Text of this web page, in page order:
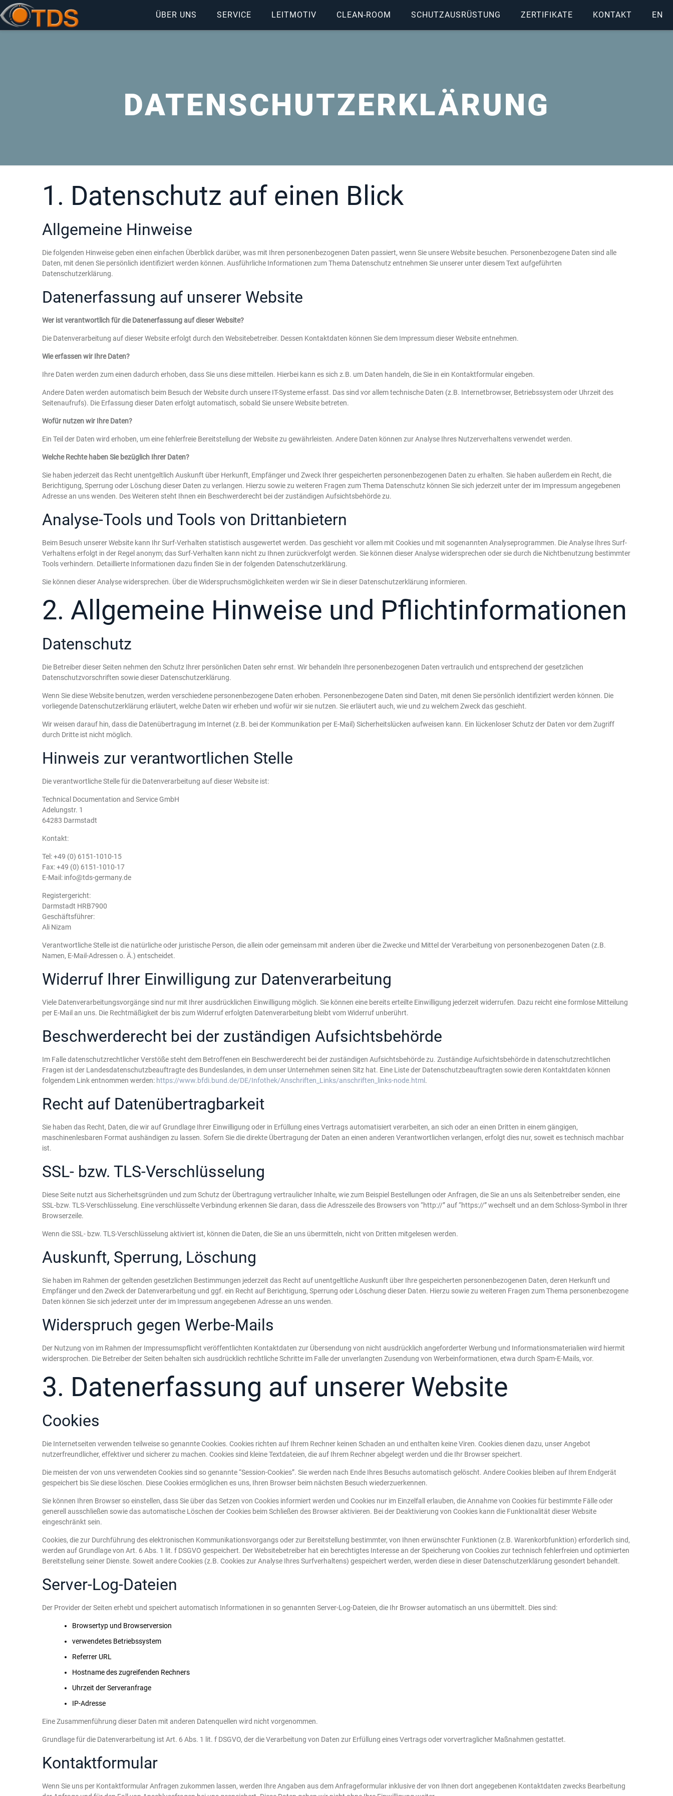
ÜBER UNS SERVICE LEITMOTIV CLEAN-ROOM SCHUTZAUSRÜSTUNG ZERTIFIKATE KONTAKT EN
DATENSCHUTZERKLÄRUNG
1. Datenschutz auf einen Blick
Allgemeine Hinweise
Die folgenden Hinweise geben einen einfachen Überblick darüber, was mit Ihren personenbezogenen Daten passiert, wenn Sie unsere Website besuchen. Personenbezogene Daten sind alle
Daten, mit denen Sie persönlich identifiziert werden können. Ausführliche Informationen zum Thema Datenschutz entnehmen Sie unserer unter diesem Text aufgeführten
Datenschutzerklärung.
Datenerfassung auf unserer Website
Wer ist verantwortlich für die Datenerfassung auf dieser Website?
Die Datenverarbeitung auf dieser Website erfolgt durch den Websitebetreiber. Dessen Kontaktdaten können Sie dem Impressum dieser Website entnehmen.
Wie erfassen wir Ihre Daten?
Ihre Daten werden zum einen dadurch erhoben, dass Sie uns diese mitteilen. Hierbei kann es sich z.B. um Daten handeln, die Sie in ein Kontaktformular eingeben.
Andere Daten werden automatisch beim Besuch der Website durch unsere IT-Systeme erfasst. Das sind vor allem technische Daten (z.B. Internetbrowser, Betriebssystem oder Uhrzeit des
Seitenaufrufs). Die Erfassung dieser Daten erfolgt automatisch, sobald Sie unsere Website betreten.
Wofür nutzen wir Ihre Daten?
Ein Teil der Daten wird erhoben, um eine fehlerfreie Bereitstellung der Website zu gewährleisten. Andere Daten können zur Analyse Ihres Nutzerverhaltens verwendet werden.
Welche Rechte haben Sie bezüglich Ihrer Daten?
Sie haben jederzeit das Recht unentgeltlich Auskunft über Herkunft, Empfänger und Zweck Ihrer gespeicherten personenbezogenen Daten zu erhalten. Sie haben außerdem ein Recht, die
Berichtigung, Sperrung oder Löschung dieser Daten zu verlangen. Hierzu sowie zu weiteren Fragen zum Thema Datenschutz können Sie sich jederzeit unter der im Impressum angegebenen
Adresse an uns wenden. Des Weiteren steht Ihnen ein Beschwerderecht bei der zuständigen Aufsichtsbehörde zu.
Analyse-Tools und Tools von Drittanbietern
Beim Besuch unserer Website kann Ihr Surf-Verhalten statistisch ausgewertet werden. Das geschieht vor allem mit Cookies und mit sogenannten Analyseprogrammen. Die Analyse Ihres Surf-
Verhaltens erfolgt in der Regel anonym; das Surf-Verhalten kann nicht zu Ihnen zurückverfolgt werden. Sie können dieser Analyse widersprechen oder sie durch die Nichtbenutzung bestimmter
Tools verhindern. Detaillierte Informationen dazu finden Sie in der folgenden Datenschutzerklärung.
Sie können dieser Analyse widersprechen. Über die Widerspruchsmöglichkeiten werden wir Sie in dieser Datenschutzerklärung informieren.
2. Allgemeine Hinweise und Pflichtinformationen
Datenschutz
Die Betreiber dieser Seiten nehmen den Schutz Ihrer persönlichen Daten sehr ernst. Wir behandeln Ihre personenbezogenen Daten vertraulich und entsprechend der gesetzlichen
Datenschutzvorschriften sowie dieser Datenschutzerklärung.
Wenn Sie diese Website benutzen, werden verschiedene personenbezogene Daten erhoben. Personenbezogene Daten sind Daten, mit denen Sie persönlich identifiziert werden können. Die
vorliegende Datenschutzerklärung erläutert, welche Daten wir erheben und wofür wir sie nutzen. Sie erläutert auch, wie und zu welchem Zweck das geschieht.
Wir weisen darauf hin, dass die Datenübertragung im Internet (z.B. bei der Kommunikation per E-Mail) Sicherheitslücken aufweisen kann. Ein lückenloser Schutz der Daten vor dem Zugriff
durch Dritte ist nicht möglich.
Hinweis zur verantwortlichen Stelle
Die verantwortliche Stelle für die Datenverarbeitung auf dieser Website ist:
Technical Documentation and Service GmbH
Adelungstr. 1
64283 Darmstadt
Kontakt:
Tel: +49 (0) 6151-1010-15
Fax: +49 (0) 6151-1010-17
E-Mail: info@tds-germany.de
Registergericht:
Darmstadt HRB7900
Geschäftsführer:
Ali Nizam
Verantwortliche Stelle ist die natürliche oder juristische Person, die allein oder gemeinsam mit anderen über die Zwecke und Mittel der Verarbeitung von personenbezogenen Daten (z.B.
Namen, E-Mail-Adressen o. Ä.) entscheidet.
Widerruf Ihrer Einwilligung zur Datenverarbeitung
Viele Datenverarbeitungsvorgänge sind nur mit Ihrer ausdrücklichen Einwilligung möglich. Sie können eine bereits erteilte Einwilligung jederzeit widerrufen. Dazu reicht eine formlose Mitteilung
per E-Mail an uns. Die Rechtmäßigkeit der bis zum Widerruf erfolgten Datenverarbeitung bleibt vom Widerruf unberührt.
Beschwerderecht bei der zuständigen Aufsichtsbehörde
Im Falle datenschutzrechtlicher Verstöße steht dem Betroffenen ein Beschwerderecht bei der zuständigen Aufsichtsbehörde zu. Zuständige Aufsichtsbehörde in datenschutzrechtlichen
Fragen ist der Landesdatenschutzbeauftragte des Bundeslandes, in dem unser Unternehmen seinen Sitz hat. Eine Liste der Datenschutzbeauftragten sowie deren Kontaktdaten können
folgendem Link entnommen werden: https://www.bfdi.bund.de/DE/Infothek/Anschriften_Links/anschriften_links-node.html .
Recht auf Datenübertragbarkeit
Sie haben das Recht, Daten, die wir auf Grundlage Ihrer Einwilligung oder in Erfüllung eines Vertrags automatisiert verarbeiten, an sich oder an einen Dritten in einem gängigen,
maschinenlesbaren Format aushändigen zu lassen. Sofern Sie die direkte Übertragung der Daten an einen anderen Verantwortlichen verlangen, erfolgt dies nur, soweit es technisch machbar
ist.
SSL- bzw. TLS-Verschlüsselung
Diese Seite nutzt aus Sicherheitsgründen und zum Schutz der Übertragung vertraulicher Inhalte, wie zum Beispiel Bestellungen oder Anfragen, die Sie an uns als Seitenbetreiber senden, eine
SSL-bzw. TLS-Verschlüsselung. Eine verschlüsselte Verbindung erkennen Sie daran, dass die Adresszeile des Browsers von “http://” auf “https://” wechselt und an dem Schloss-Symbol in Ihrer
Browserzeile.
Wenn die SSL- bzw. TLS-Verschlüsselung aktiviert ist, können die Daten, die Sie an uns übermitteln, nicht von Dritten mitgelesen werden.
Auskunft, Sperrung, Löschung
Sie haben im Rahmen der geltenden gesetzlichen Bestimmungen jederzeit das Recht auf unentgeltliche Auskunft über Ihre gespeicherten personenbezogenen Daten, deren Herkunft und
Empfänger und den Zweck der Datenverarbeitung und ggf. ein Recht auf Berichtigung, Sperrung oder Löschung dieser Daten. Hierzu sowie zu weiteren Fragen zum Thema personenbezogene
Daten können Sie sich jederzeit unter der im Impressum angegebenen Adresse an uns wenden.
Widerspruch gegen Werbe-Mails
Der Nutzung von im Rahmen der Impressumspflicht veröffentlichten Kontaktdaten zur Übersendung von nicht ausdrücklich angeforderter Werbung und Informationsmaterialien wird hiermit
widersprochen. Die Betreiber der Seiten behalten sich ausdrücklich rechtliche Schritte im Falle der unverlangten Zusendung von Werbeinformationen, etwa durch Spam-E-Mails, vor.
3. Datenerfassung auf unserer Website
Cookies
Die Internetseiten verwenden teilweise so genannte Cookies. Cookies richten auf Ihrem Rechner keinen Schaden an und enthalten keine Viren. Cookies dienen dazu, unser Angebot
nutzerfreundlicher, effektiver und sicherer zu machen. Cookies sind kleine Textdateien, die auf Ihrem Rechner abgelegt werden und die Ihr Browser speichert.
Die meisten der von uns verwendeten Cookies sind so genannte “Session-Cookies”. Sie werden nach Ende Ihres Besuchs automatisch gelöscht. Andere Cookies bleiben auf Ihrem Endgerät
gespeichert bis Sie diese löschen. Diese Cookies ermöglichen es uns, Ihren Browser beim nächsten Besuch wiederzuerkennen.
Sie können Ihren Browser so einstellen, dass Sie über das Setzen von Cookies informiert werden und Cookies nur im Einzelfall erlauben, die Annahme von Cookies für bestimmte Fälle oder
generell ausschließen sowie das automatische Löschen der Cookies beim Schließen des Browser aktivieren. Bei der Deaktivierung von Cookies kann die Funktionalität dieser Website
eingeschränkt sein.
Cookies, die zur Durchführung des elektronischen Kommunikationsvorgangs oder zur Bereitstellung bestimmter, von Ihnen erwünschter Funktionen (z.B. Warenkorbfunktion) erforderlich sind,
werden auf Grundlage von Art. 6 Abs. 1 lit. f DSGVO gespeichert. Der Websitebetreiber hat ein berechtigtes Interesse an der Speicherung von Cookies zur technisch fehlerfreien und optimierten
Bereitstellung seiner Dienste. Soweit andere Cookies (z.B. Cookies zur Analyse Ihres Surfverhaltens) gespeichert werden, werden diese in dieser Datenschutzerklärung gesondert behandelt.
Server-Log-Dateien
Der Provider der Seiten erhebt und speichert automatisch Informationen in so genannten Server-Log-Dateien, die Ihr Browser automatisch an uns übermittelt. Dies sind:
Browsertyp und Browserversion
verwendetes Betriebssystem
Referrer URL
Hostname des zugreifenden Rechners
Uhrzeit der Serveranfrage
IP-Adresse
Eine Zusammenführung dieser Daten mit anderen Datenquellen wird nicht vorgenommen.
Grundlage für die Datenverarbeitung ist Art. 6 Abs. 1 lit. f DSGVO, der die Verarbeitung von Daten zur Erfüllung eines Vertrags oder vorvertraglicher Maßnahmen gestattet.
Kontaktformular
Wenn Sie uns per Kontaktformular Anfragen zukommen lassen, werden Ihre Angaben aus dem Anfrageformular inklusive der von Ihnen dort angegebenen Kontaktdaten zwecks Bearbeitung